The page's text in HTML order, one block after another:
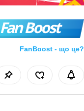
Fan Boost
FanBoost - що це?